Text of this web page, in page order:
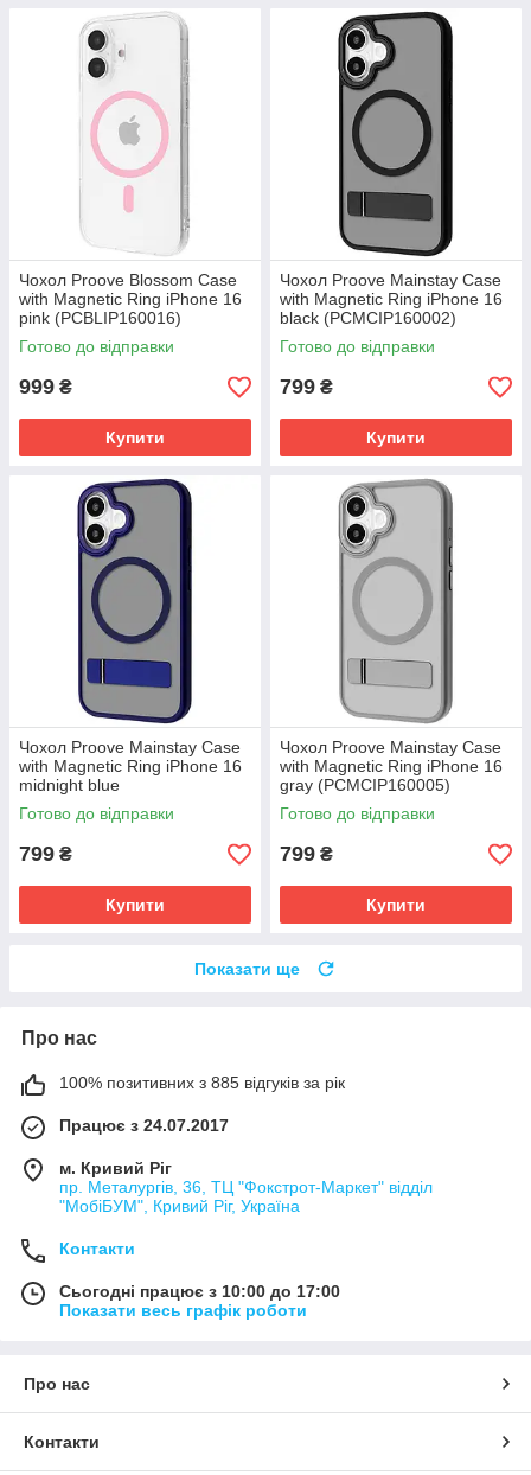
Чохол Proove Blossom Case
with Magnetic Ring iPhone 16
pink (PCBLIP160016)
Готово до відправки
999 ₴
Купити
Чохол Proove Mainstay Case
with Magnetic Ring iPhone 16
black (PCMCIP160002)
Готово до відправки
799 ₴
Купити
Чохол Proove Mainstay Case
with Magnetic Ring iPhone 16
midnight blue
(PCMCIP160008)
Готово до відправки
799 ₴
Купити
Чохол Proove Mainstay Case
with Magnetic Ring iPhone 16
gray (PCMCIP160005)
Готово до відправки
799 ₴
Купити
Показати ще
Про нас
100% позитивних з 885 відгуків за рік
Працює з 24.07.2017
м. Кривий Ріг
пр. Металургів, 36, ТЦ "Фокстрот-Маркет" відділ
"МобіБУМ", Кривий Ріг, Україна
Контакти
Сьогодні працює з 10:00 до 17:00
Показати весь графік роботи
Про нас
Контакти